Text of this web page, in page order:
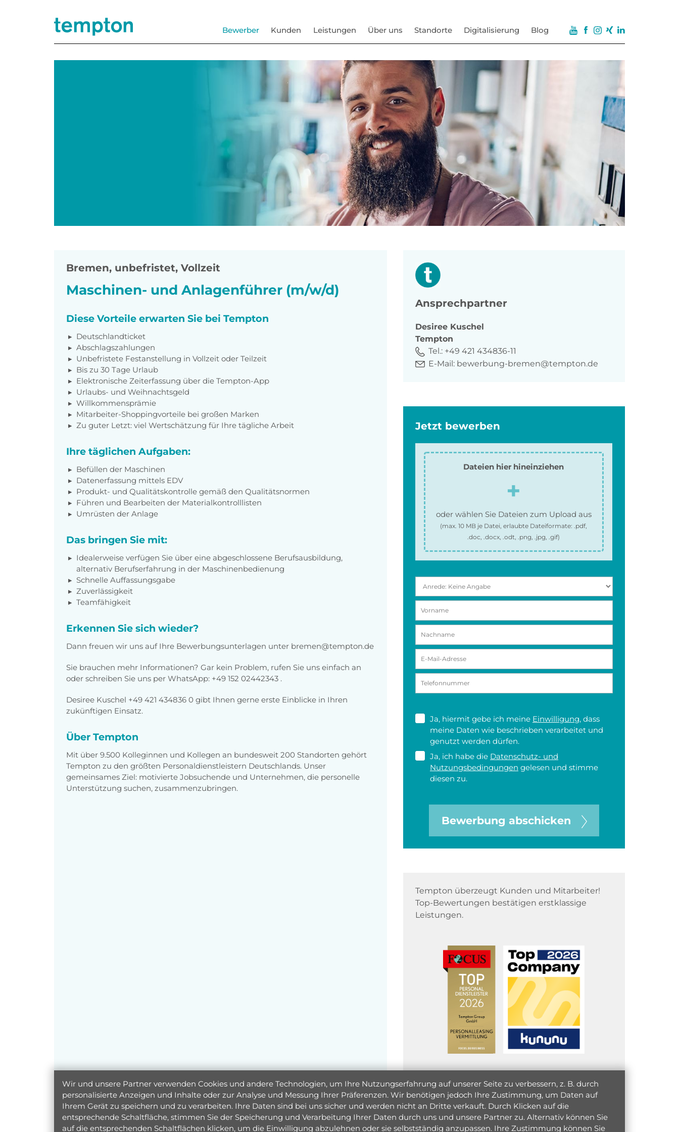
Bewerber Kunden Leistungen Über uns Standorte Digitalisierung Blog
Bremen, unbefristet, Vollzeit
Maschinen- und Anlagenführer (m/w/d)
Diese Vorteile erwarten Sie bei Tempton
Deutschlandticket
Abschlagszahlungen
Unbefristete Festanstellung in Vollzeit oder Teilzeit
Bis zu 30 Tage Urlaub
Elektronische Zeiterfassung über die Tempton-App
Urlaubs- und Weihnachtsgeld
Willkommensprämie
Mitarbeiter-Shoppingvorteile bei großen Marken
Zu guter Letzt: viel Wertschätzung für Ihre tägliche Arbeit
Ihre täglichen Aufgaben:
Befüllen der Maschinen
Datenerfassung mittels EDV
Produkt- und Qualitätskontrolle gemäß den Qualitätsnormen
Führen und Bearbeiten der Materialkontrolllisten
Umrüsten der Anlage
Das bringen Sie mit:
Idealerweise verfügen Sie über eine abgeschlossene Berufsausbildung,
alternativ Berufserfahrung in der Maschinenbedienung
Schnelle Auffassungsgabe
Zuverlässigkeit
Teamfähigkeit
Erkennen Sie sich wieder?
Dann freuen wir uns auf Ihre Bewerbungsunterlagen unter bremen@tempton.de
Sie brauchen mehr Informationen? Gar kein Problem, rufen Sie uns einfach an
oder schreiben Sie uns per WhatsApp: +49 152 02442343 .
Desiree Kuschel +49 421 434836 0 gibt Ihnen gerne erste Einblicke in Ihren
zukünftigen Einsatz.
Über Tempton
Mit über 9.500 Kolleginnen und Kollegen an bundesweit 200 Standorten gehört
Tempton zu den größten Personaldienstleistern Deutschlands. Unser
gemeinsames Ziel: motivierte Jobsuchende und Unternehmen, die personelle
Unterstützung suchen, zusammenzubringen.
Ansprechpartner
Desiree Kuschel
Tempton
Tel.: +49 421 434836-11
E-Mail: bewerbung-bremen@tempton.de
Jetzt bewerben
Dateien hier hineinziehen
oder wählen Sie Dateien zum Upload aus
(max.10 MB je Datei, erlaubte Dateiformate:.pdf,
.doc, .docx, .odt, .png, .jpg, .gif)
Ja, hiermit gebe ich meine Einwilligung, dass
meine Daten wie beschrieben verarbeitet und
genutzt werden dürfen.
Ja, ich habe die Datenschutz- und
Nutzungsbedingungen gelesen und stimme
diesen zu.
Bewerbung abschicken
Tempton überzeugt Kunden und Mitarbeiter!
Top-Bewertungen bestätigen erstklassige
Leistungen.
Wir und unsere Partner verwenden Cookies und andere Technologien, um Ihre Nutzungserfahrung auf unserer Seite zu verbessern, z. B. durch
personalisierte Anzeigen und Inhalte oder zur Analyse und Messung Ihrer Präferenzen. Wir benötigen jedoch Ihre Zustimmung, um Daten auf
Ihrem Gerät zu speichern und zu verarbeiten. Ihre Daten sind bei uns sicher und werden nicht an Dritte verkauft. Durch Klicken auf die
entsprechende Schaltfläche, stimmen Sie der Speicherung und Verarbeitung Ihrer Daten durch uns und unsere Partner zu. Alternativ können Sie
auf die entsprechenden Schaltflächen klicken, um die Einwilligung abzulehnen oder sie selbstständig anzupassen. Ihre Zustimmung können Sie